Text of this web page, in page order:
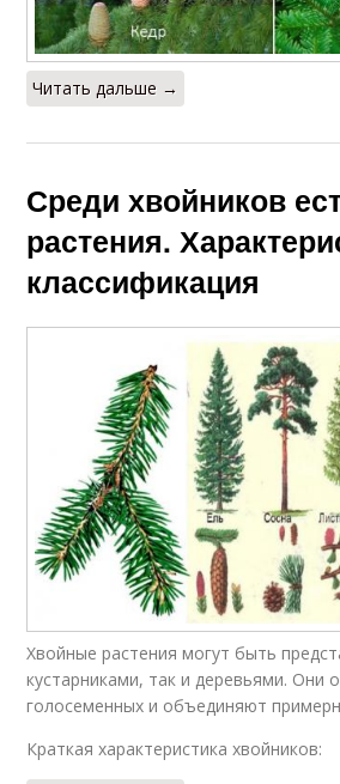
Читать дальше →
Среди хвойников
растения.
классификация
Хвойные растения могут быть
кустарниками, так и деревьями. Они
голосеменных и объединяют
Краткая характеристика хвойников: